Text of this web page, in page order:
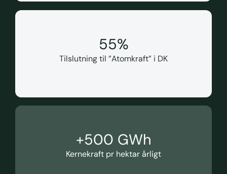
55%
Tilslutning til ”Atomkraft” i DK
+500 GWh
Kernekraft pr hektar årligt